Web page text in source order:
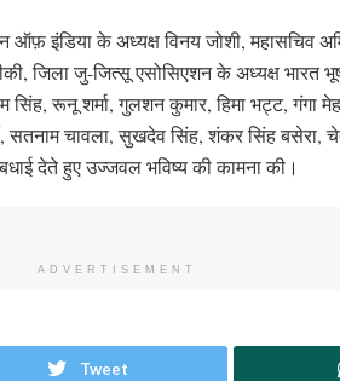
ऑफ़ इंडिया के अध्यक्ष विनय जोशी, महासचिव
जिला जु-जित्सू एसोसिएशन के अध्यक्ष भारत
सिंह, रूनू शर्मा, गुलशन कुमार, हिमा भट्ट, गंगा
सतनाम चावला, सुखदेव सिंह, शंकर सिंह
देते हुए उज्जवल भविष्य की कामना की।
ADVERTISEMENT
Tweet